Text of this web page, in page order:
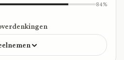
84%